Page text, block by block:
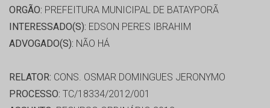
ORGÃO: PREFEITURA MUNICIPAL DE BATAYPORÃ
INTERESSADO(S): EDSON PERES IBRAHIM
ADVOGADO(S): NÃO HÁ
RELATOR: CONS. OSMAR DOMINGUES JERONYMO
PROCESSO: TC/18334/2012/001